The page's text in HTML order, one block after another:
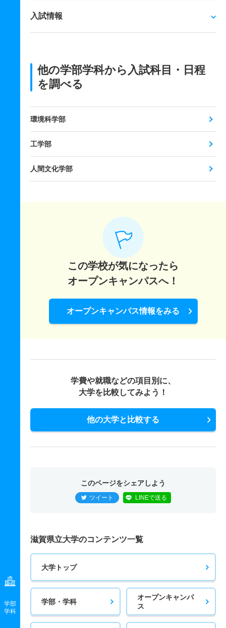
学部
学科
入試情報
他の学部学科から入試科目・日程
を調べる
環境科学部
工学部
人間文化学部
この学校が気になったら
オープンキャンパスへ！
オープンキャンパス情報をみる
学費や就職などの項目別に、
大学を比較してみよう！
他の大学と比較する
このページをシェアしよう
ツイート LINEで送る
滋賀県立大学のコンテンツ一覧
大学トップ
学部・学科
オープンキャンパ
ス